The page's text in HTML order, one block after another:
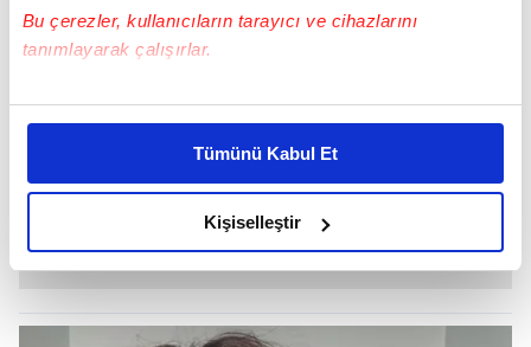
Bu çerezler, kullanıcıların tarayıcı ve cihazlarını
tanımlayarak çalışırlar.
Bu çerezlere izin vermeniz halinde sizlere özel
daha iyi reklam deneyimi yaşatabiliriz. Bunu yaparken
amacımızın size daha iyi bir reklam deneyimi sunmak
olduğunu ve sizlere en iyi içerikleri sunabilmek adına
elimizden gelen çabayı gösterdiğimizi ve bu noktada,
reklamların maliyetlerimizi karşılamak noktasında tek gelir
Tümünü Kabul Et
Kişiselleştir